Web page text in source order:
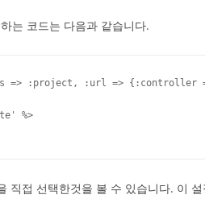
는 코드는 다음과 같습니다.
=> :project, :url =>
%>
직접 선택한것을 볼 수 있습니다. 이